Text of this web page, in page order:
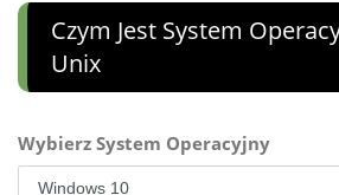
Czym Jest System
Unix
Wybierz System Operacyjny